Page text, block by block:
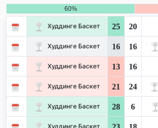
60%
Худдинге Баскет 25 20
Худдинге Баскет 16 16
Худдинге Баскет 13 16
Худдинге Баскет 21 24
Худдинге Баскет 28 6
Худдинге Баскет